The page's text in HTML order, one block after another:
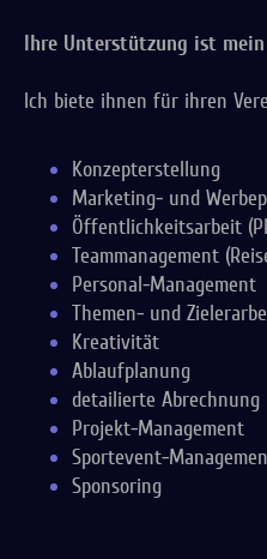
Ihre Unterstützung ist
Ich biete ihnen für ihren
Konzepterstellung
Marketing- und
Öffentlichkeitsarbeit
Teammanagement
Personal-Management
Themen- und
Kreativität
Ablaufplanung
detailierte Abrechnung
Projekt-Management
Sportevent-
Sponsoring